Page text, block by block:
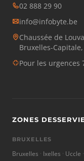
02 888 29 90
info@infobyte.be
Chaussée de
Bruxelles-
Pour les urgences
ZONES
BRUXELLES
Bruxelles Ixelles Uccle